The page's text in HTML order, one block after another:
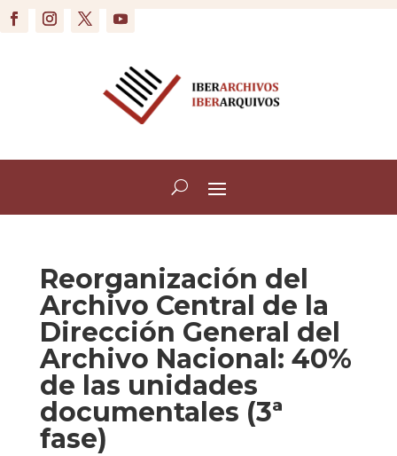
Reorganización del
Archivo Central de la
Dirección General del
Archivo Nacional: 40%
de las unidades
documentales (3ª
fase)